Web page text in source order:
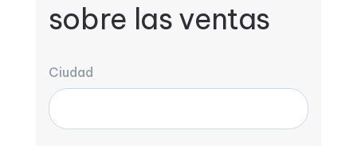
sobre las ventas
Ciudad